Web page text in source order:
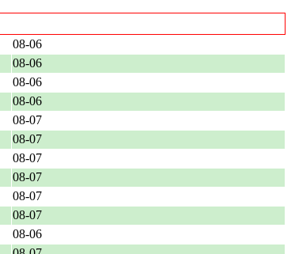
08-06
08-06
08-06
08-06
08-07
08-07
08-07
08-07
08-07
08-07
08-06